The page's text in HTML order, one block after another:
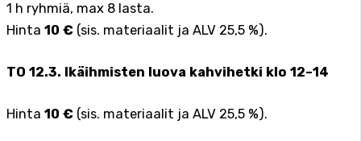
1 h ryhmiä, max 8 lasta.
Hinta 10 € (sis. materiaalit ja ALV 25,5 %).
TO 12.3. Ikäihmisten luova kahvihetki klo 12–14
Hinta 10 € (sis. materiaalit ja ALV 25,5 %).